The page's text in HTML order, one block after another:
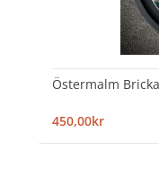
Östermalm
450,00kr